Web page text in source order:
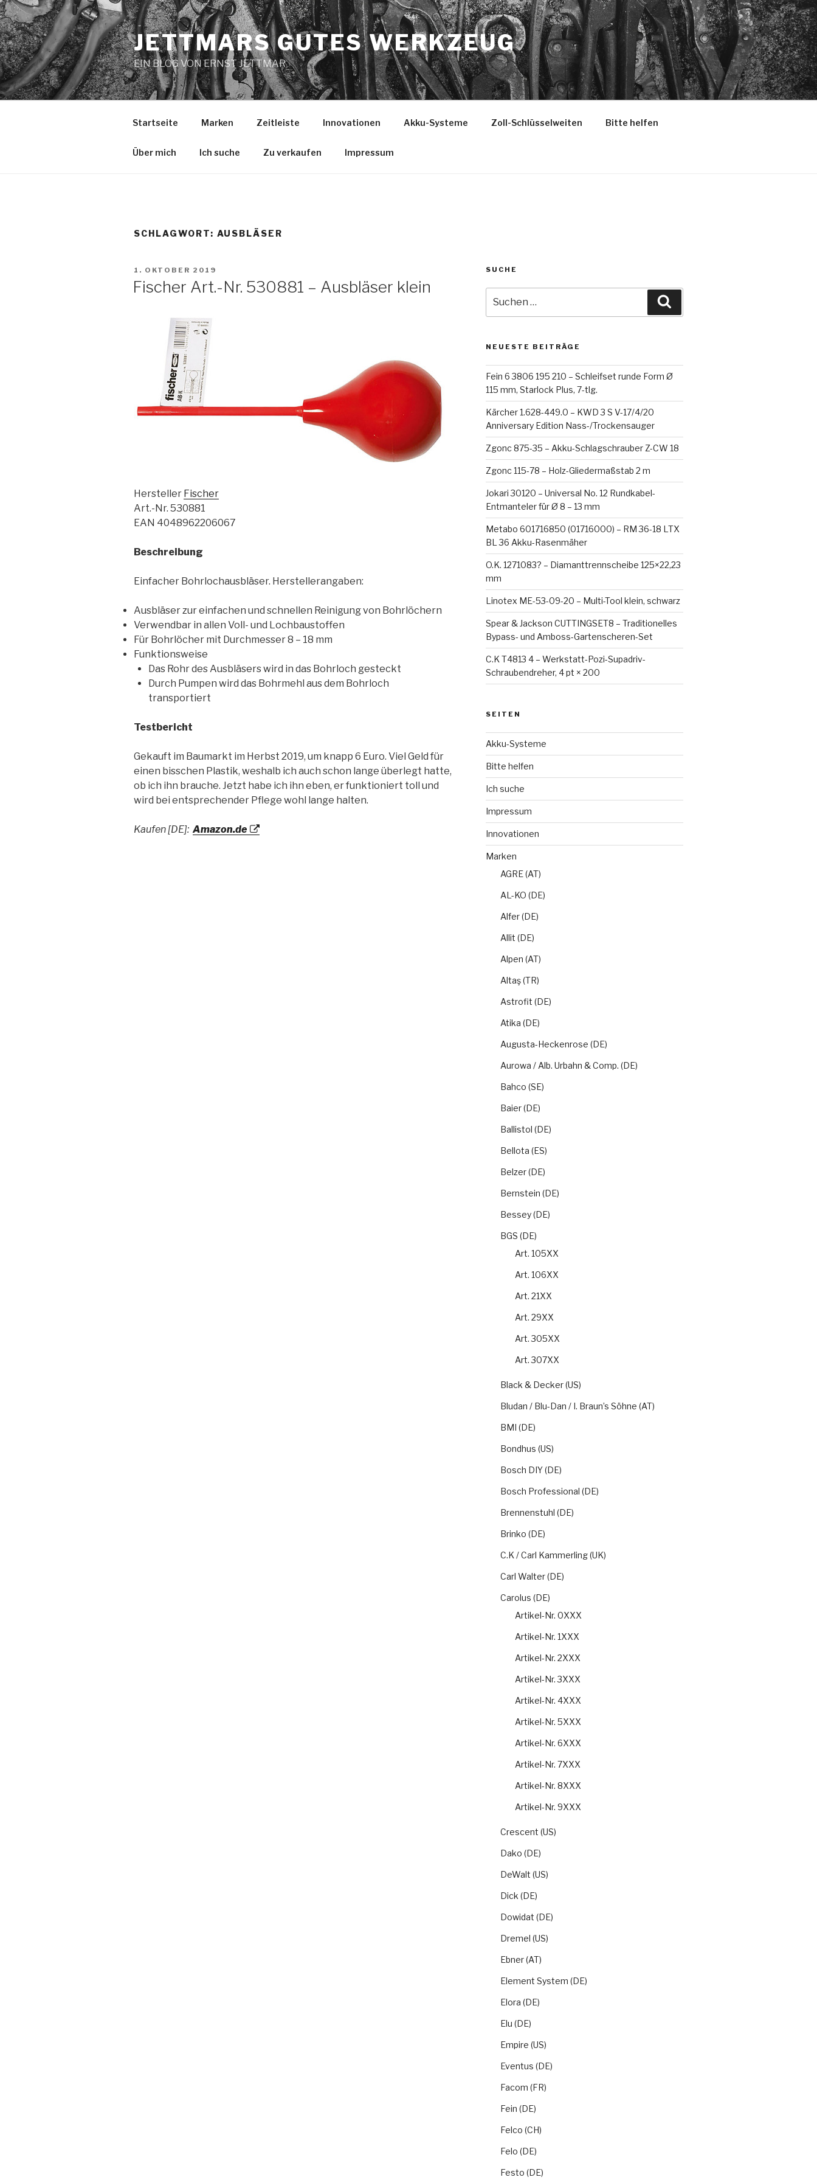
Zum
Inhalt
springen
JETTMARS GUTES WERKZEUG
EIN BLOG VON ERNST JETTMAR
Startseite Marken Zeitleiste Innovationen Akku-Systeme Zoll-Schlüsselweiten Bitte helfen
Über mich Ich suche Zu verkaufen Impressum
SCHLAGWORT: AUSBLÄSER
VERÖFFENTLICHT
1. OKTOBER 2019
Fischer Art.-Nr. 530881 – Ausbläser klein
Hersteller Fischer
Art.-Nr. 530881
EAN 4048962206067
Beschreibung
Einfacher Bohrlochausbläser. Herstellerangaben:
Ausbläser zur einfachen und schnellen Reinigung von Bohrlöchern
Verwendbar in allen Voll- und Lochbaustoffen
Für Bohrlöcher mit Durchmesser 8 – 18 mm
Funktionsweise
Das Rohr des Ausbläsers wird in das Bohrloch gesteckt
Durch Pumpen wird das Bohrmehl aus dem Bohrloch
transportiert
Testbericht
Gekauft im Baumarkt im Herbst 2019, um knapp 6 Euro. Viel Geld für
einen bisschen Plastik, weshalb ich auch schon lange überlegt hatte,
ob ich ihn brauche. Jetzt habe ich ihn eben, er funktioniert toll und
wird bei entsprechender Pflege wohl lange halten.
Kaufen [DE]: Amazon.de
SUCHE
nach:
NEUESTE BEITRÄGE
Fein 6 3806 195 210 – Schleifset runde Form Ø
115 mm, Starlock Plus, 7-tlg.
Kärcher 1.628-449.0 – KWD 3 S V-17/4/20
Anniversary Edition Nass-/Trockensauger
Zgonc 875-35 – Akku-Schlagschrauber Z-CW 18
Zgonc 115-78 – Holz-Gliedermaßstab 2 m
Jokari 30120 – Universal No. 12 Rundkabel-
Entmanteler für Ø 8 – 13 mm
Metabo 601716850 (01716000) – RM 36-18 LTX
BL 36 Akku-Rasenmäher
O.K. 1271083? – Diamanttrennscheibe 125×22,23
mm
Linotex ME-53-09-20 – Multi-Tool klein, schwarz
Spear & Jackson CUTTINGSET8 – Traditionelles
Bypass- und Amboss-Gartenscheren-Set
C.K T4813 4 – Werkstatt-Pozi-Supadriv-
Schraubendreher, 4 pt × 200
SEITEN
Akku-Systeme
Bitte helfen
Ich suche
Impressum
Innovationen
Marken
AGRE (AT)
AL-KO (DE)
Alfer (DE)
Allit (DE)
Alpen (AT)
Altaş (TR)
Astrofit (DE)
Atika (DE)
Augusta-Heckenrose (DE)
Aurowa / Alb. Urbahn & Comp. (DE)
Bahco (SE)
Baier (DE)
Ballistol (DE)
Bellota (ES)
Belzer (DE)
Bernstein (DE)
Bessey (DE)
BGS (DE)
Art. 105XX
Art. 106XX
Art. 21XX
Art. 29XX
Art. 305XX
Art. 307XX
Black & Decker (US)
Bludan / Blu-Dan / I. Braun’s Söhne (AT)
BMI (DE)
Bondhus (US)
Bosch DIY (DE)
Bosch Professional (DE)
Brennenstuhl (DE)
Brinko (DE)
C.K / Carl Kammerling (UK)
Carl Walter (DE)
Carolus (DE)
Artikel-Nr. 0XXX
Artikel-Nr. 1XXX
Artikel-Nr. 2XXX
Artikel-Nr. 3XXX
Artikel-Nr. 4XXX
Artikel-Nr. 5XXX
Artikel-Nr. 6XXX
Artikel-Nr. 7XXX
Artikel-Nr. 8XXX
Artikel-Nr. 9XXX
Crescent (US)
Dako (DE)
DeWalt (US)
Dick (DE)
Dowidat (DE)
Dremel (US)
Ebner (AT)
Element System (DE)
Elora (DE)
Elu (DE)
Empire (US)
Eventus (DE)
Facom (FR)
Fein (DE)
Felco (CH)
Felo (DE)
Festo (DE)